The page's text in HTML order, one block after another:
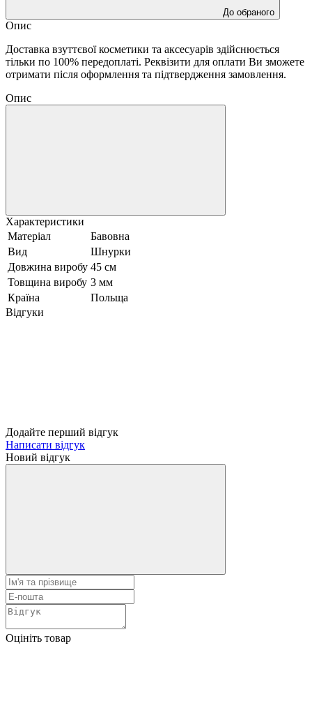
До обраного
Опис
Доставка взуттєвої косметики та аксесуарів здійснюється
тільки по 100% передоплаті. Реквізити для оплати Ви зможете
отримати після оформлення та підтвердження замовлення.
Опис
Характеристики
Матеріал
Бавовна
Вид
Шнурки
Довжина виробу 45 см
Товщина виробу 3 мм
Країна
Польща
Відгуки
Додайте перший відгук
Написати відгук
Новий відгук
Оцініть товар